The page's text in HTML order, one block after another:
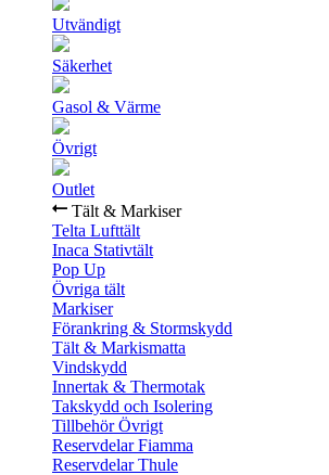
Utvändigt
Säkerhet
Gasol & Värme
Övrigt
Outlet
Tält & Markiser
Telta Lufttält
Inaca Stativtält
Pop Up
Övriga tält
Markiser
Förankring & Stormskydd
Tält & Markismatta
Vindskydd
Innertak & Thermotak
Takskydd och Isolering
Tillbehör Övrigt
Reservdelar Fiamma
Reservdelar Thule